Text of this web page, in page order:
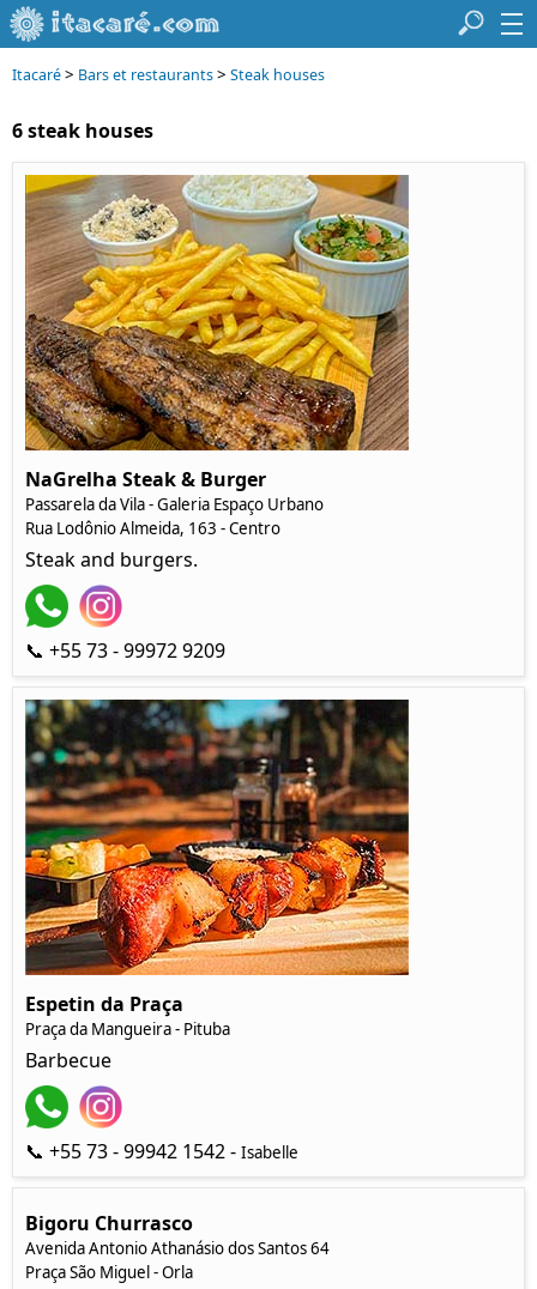
Itacaré> Bars et restaurants> Steak houses
6 steak houses
NaGrelha Steak & Burger
Passarela da Vila - Galeria Espaço Urbano
Rua Lodônio Almeida, 163 - Centro
Steak and burgers.
📞 +55 73 - 99972 9209
Espetin da Praça
Praça da Mangueira - Pituba
Barbecue
📞 +55 73 - 99942 1542 - Isabelle
Bigoru Churrasco
Avenida Antonio Athanásio dos Santos 64
Praça São Miguel - Orla